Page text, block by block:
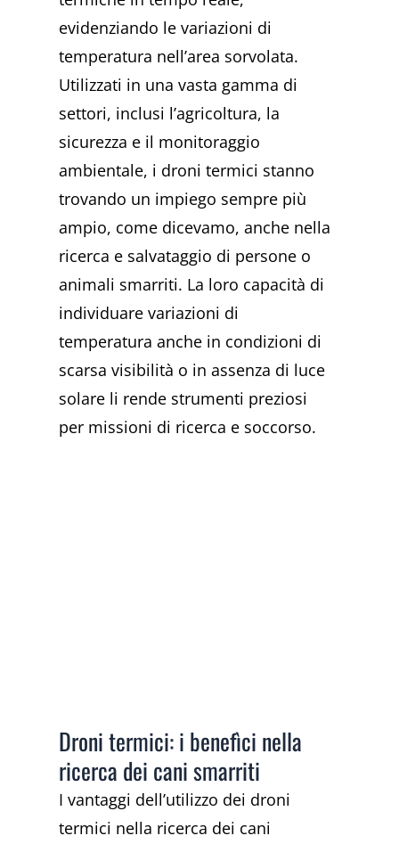
evidenziando le variazioni di
temperatura nell’area sorvolata.
Utilizzati in una vasta gamma di
settori, inclusi l’agricoltura, la
sicurezza e il monitoraggio
ambientale, i droni termici stanno
trovando un impiego sempre più
ampio, come dicevamo, anche nella
ricerca e salvataggio di persone o
animali smarriti. La loro capacità di
individuare variazioni di
temperatura anche in condizioni di
scarsa visibilità o in assenza di luce
solare li rende strumenti preziosi
per missioni di ricerca e soccorso.
Droni termici: i benefìci nella
ricerca dei cani smarriti
I vantaggi dell’utilizzo dei droni
termici nella ricerca dei cani